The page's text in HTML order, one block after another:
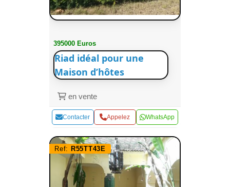
395000 Euros
Riad idéal pour une
Maison d’hôtes
en vente
Contacter Appelez WhatsApp
Ref: R55TT43E